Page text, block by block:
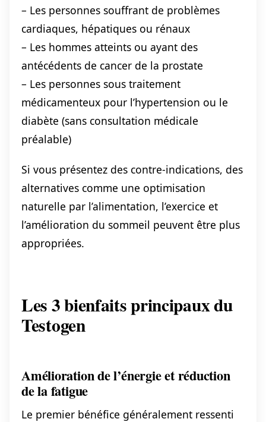
– Les personnes souffrant de problèmes
cardiaques, hépatiques ou rénaux
– Les hommes atteints ou ayant des
antécédents de cancer de la prostate
– Les personnes sous traitement
médicamenteux pour l’hypertension ou le
diabète (sans consultation médicale
préalable)
Si vous présentez des contre-indications, des
alternatives comme une optimisation
naturelle par l’alimentation, l’exercice et
l’amélioration du sommeil peuvent être plus
appropriées.
Les 3 bienfaits principaux du
Testogen
Amélioration de l’énergie et réduction
de la fatigue
Le premier bénéfice généralement ressenti